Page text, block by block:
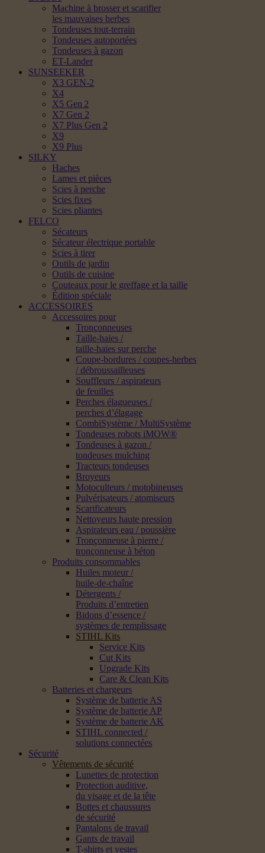
Machine à brosser et scarifier
les mauvaises herbes
Tondeuses tout-terrain
Tondeuses autoportées
Tondeuses à gazon
ET-Lander
SUNSEEKER
X3 GEN-2
X4
X5 Gen 2
X7 Gen 2
X7 Plus Gen 2
X9
X9 Plus
SILKY
Haches
Lames et pièces
Scies à perche
Scies fixes
Scies pliantes
FELCO
Sécateurs
Sécateur électrique portable
Scies à tirer
Outils de jardin
Outils de cuisine
Couteaux pour le greffage et la taille
Édition spéciale
ACCESSOIRES
Accessoires pour
Tronçonneuses
Taille-haies /
taille-haies sur perche
Coupe-bordures / coupes-herbes
/ débroussailleuses
Souffleurs / aspirateurs
de feuilles
Perches élagueuses /
perches d’élagage
CombiSystème / MultiSystème
Tondeuses robots iMOW®
Tondeuses à gazon /
tondeuses mulching
Tracteurs tondeuses
Broyeurs
Motoculteurs / motobineuses
Pulvérisateurs / atomiseurs
Scarificateurs
Nettoyeurs haute pression
Aspirateurs eau / poussière
Tronçonneuse à pierre /
tronçonneuse à béton
Produits consommables
Huiles moteur /
huile-de-chaîne
Détergents /
Produits d’entretien
Bidons d’essence /
systèmes de remplissage
STIHL Kits
Service Kits
Cut Kits
Upgrade Kits
Care & Clean Kits
Batteries et chargeurs
Système de batterie AS
Système de batterie AP
Système de batterie AK
STIHL connected /
solutions connectées
Sécurité
Vêtements de sécurité
Lunettes de protection
Protection auditive,
du visage et de la tête
Bottes et chaussures
de sécurité
Pantalons de travail
Gants de travail
T-shirts et vestes